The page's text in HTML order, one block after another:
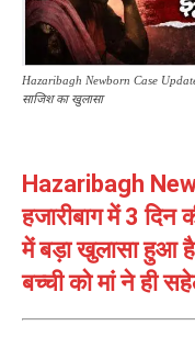
Hazaribagh Newborn Case
साजिश का खुलासा
Hazaribagh
हजारीबाग में 3
में बड़ा खुलासा हुआ
बच्ची को मां ने ही